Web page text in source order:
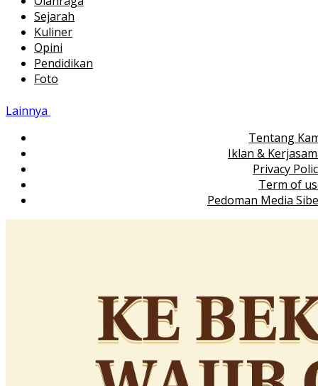
Sejarah
Kuliner
Opini
Pendidikan
Foto
Lainnya
Tentang
Iklan &
Privacy
Term of
Pedoman Media